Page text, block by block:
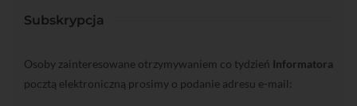
Subskrypcja
Osoby zainteresowane otrzymywaniem co tydzień Informatora
pocztą elektroniczną prosimy o podanie adresu e-mail: